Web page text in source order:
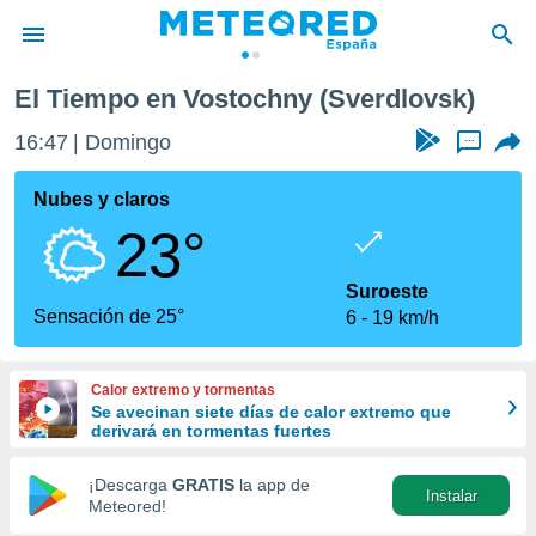
de
por
que se
calidad.
a este
las
y
forma
digital
basada
El Tiempo en Vostochny (Sverdlovsk)
16:47 Domingo ...
Nubes y claros
23°
Sensación de 25°
Suroeste
6
19 km/h
Calor extremo y tormentas
Se avecinan siete días de calor extremo que
derivará en tormentas fuertes
¡Descarga GRATIS la app de
Meteored!
Instalar